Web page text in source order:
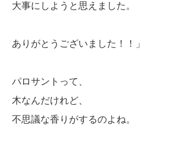
大事にしようと思えました。
ありがとうございました！！」
パロサントって、
木なんだけれど、
不思議な香りがするのよね。